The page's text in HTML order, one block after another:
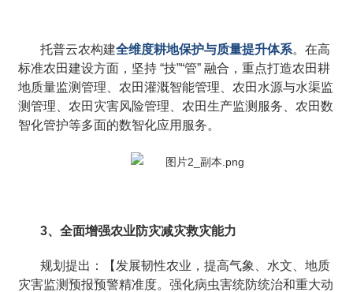
托普云农构建全维度耕地保护与质量提升体系。在高
标准农田建设方面，坚持 “技”“管” 融合，重点打造农田耕
地质量监测管理、农田灌溉智能管理、农田水源与水渠监
测管理、农田灾害风险管理、农田生产监测服务、农田数
智化管护等多面的数智化应用服务。
3、全面增强农业防灾减灾救灾能力
规划提出：【发展韧性农业，提高气象、水文、地质
灾害监测预报预警精准度。强化病虫害统防统治和重大动